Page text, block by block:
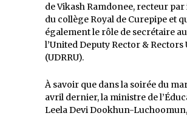
de Vikash Ramdonee, recteur
du collège Royal de Curepipe et
également le rôle de secrétaire
l’United Deputy Rector & Rectors
(UDRRU).
À savoir que dans la soirée du
avril dernier, la ministre de
Leela Devi Dookhun-